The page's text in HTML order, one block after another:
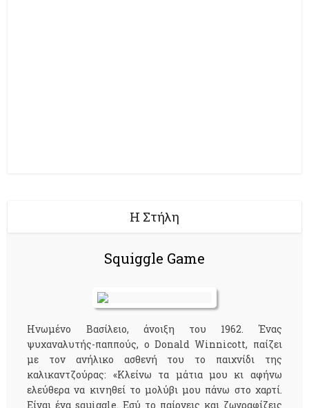
Η Στήλη
Squiggle Game
Ηνωμένο Βασίλειο, άνοιξη του 1962. Ένας
ψυχαναλυτής-παππούς, ο Donald Winnicott, παίζει
με τον ανήλικο ασθενή του το παιχνίδι της
καλικαντζούρας: «Κλείνω τα μάτια μου κι αφήνω
ελεύθερα να κινηθεί το μολύβι μου πάνω στο χαρτί.
Είναι ένα squiggle. Εσύ το παίρνεις και ζωγραφίζεις